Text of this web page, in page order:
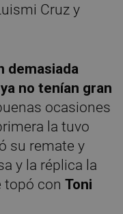
Cruz y
demasiada
no tenían gran
ocasiones
la tuvo
su remate y
y la réplica la
topó conToni